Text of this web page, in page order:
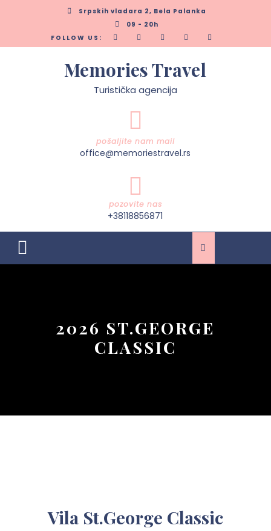
Srpskih vladara 2, Bela Palanka
09 - 20h
FOLLOW US:
Memories Travel
Turistička agencija
pošaljite nam mail
office@memoriestravel.rs
pozovite nas
+38118856871
Open
2026 ST.GEORGE
CLASSIC
Vila St.George Classic